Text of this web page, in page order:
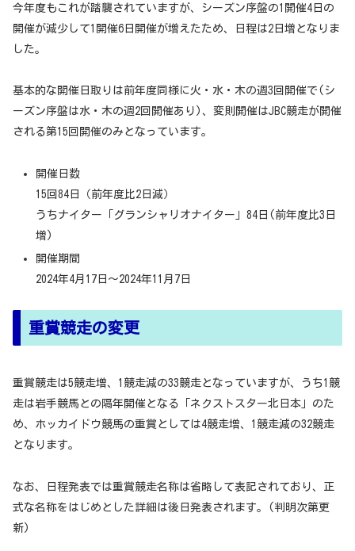
今年度もこれが踏襲されていますが、シーズン序盤の1開催4日の
開催が減少して1開催6日開催が増えたため、日程は2日増となりま
した。
基本的な開催日取りは前年度同様に火・水・木の週3回開催で(シ
ーズン序盤は水・木の週2回開催あり)、変則開催はJBC競走が開催
される第15回開催のみとなっています。
開催日数
15回84日（前年度比2日減）
うちナイター「グランシャリオナイター」84日(前年度比3日
増)
開催期間
2024年4月17日～2024年11月7日
重賞競走の変更
重賞競走は5競走増、1競走減の33競走となっていますが、うち1競
走は岩手競馬との隔年開催となる「ネクストスター北日本」のた
め、ホッカイドウ競馬の重賞としては4競走増、1競走減の32競走
となります。
なお、日程発表では重賞競走名称は省略して表記されており、正
式な名称をはじめとした詳細は後日発表されます。(判明次第更
新)